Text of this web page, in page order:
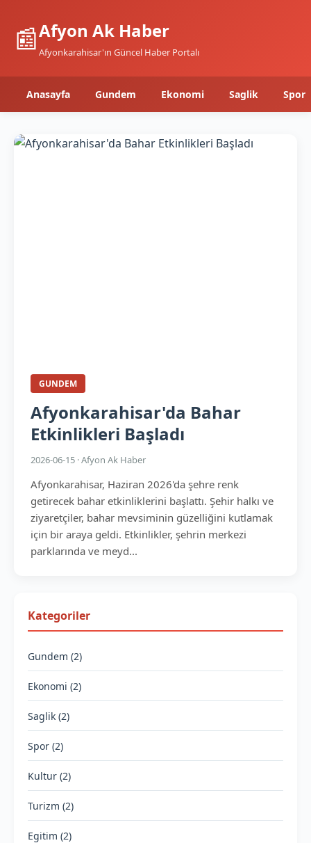
📰Afyon Ak Haber
Afyonkarahisar'ın Güncel Haber Portalı
Anasayfa Gundem Ekonomi Saglik Spor
GUNDEM
Afyonkarahisar'da Bahar
Etkinlikleri Başladı
2026-06-15 · Afyon Ak Haber
Afyonkarahisar, Haziran 2026'da şehre renk
getirecek bahar etkinliklerini başlattı. Şehir halkı ve
ziyaretçiler, bahar mevsiminin güzelliğini kutlamak
için bir araya geldi. Etkinlikler, şehrin merkezi
parklarında ve meyd...
Kategoriler
Gundem (2)
Ekonomi (2)
Saglik (2)
Spor (2)
Kultur (2)
Turizm (2)
Egitim (2)